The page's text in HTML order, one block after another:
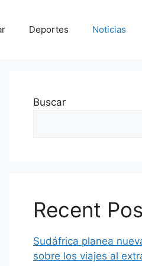
Deportes Noticias
Buscar
Recent
Sudáfrica planea
sobre los viajes al